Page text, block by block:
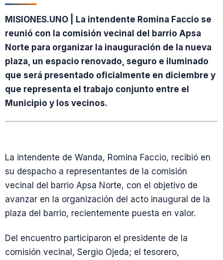
MISIONES.UNO | La intendente Romina Faccio se
reunió con la comisión vecinal del barrio Apsa
Norte para organizar la inauguración de la nueva
plaza, un espacio renovado, seguro e iluminado
que será presentado oficialmente en diciembre y
que representa el trabajo conjunto entre el
Municipio y los vecinos.
La intendente de Wanda, Romina Faccio, recibió en
su despacho a representantes de la comisión
vecinal del barrio Apsa Norte, con el objetivo de
avanzar en la organización del acto inaugural de la
plaza del barrio, recientemente puesta en valor.
Del encuentro participaron el presidente de la
comisión vecinal, Sergio Ojeda; el tesorero,